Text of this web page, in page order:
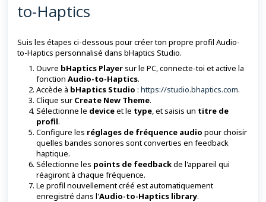
to-Haptics
Suis les étapes ci-dessous pour créer ton propre profil Audio-
to-Haptics personnalisé dans bHaptics Studio.
Ouvre bHaptics Playersur le PC, connecte-toi et active la
fonction Audio-to-Haptics.
Accède à bHaptics Studio : https://studio.bhaptics.com.
Clique sur Create New Theme.
Sélectionne le deviceet le type, et saisis un titre de
profil.
Configure les réglages de fréquence audio pour choisir
quelles bandes sonores sont converties en feedback
haptique.
Sélectionne les points de feedbackde l'appareil qui
réagiront à chaque fréquence.
Le profil nouvellement créé est automatiquement
enregistré dans l'Audio-to-Haptics library.